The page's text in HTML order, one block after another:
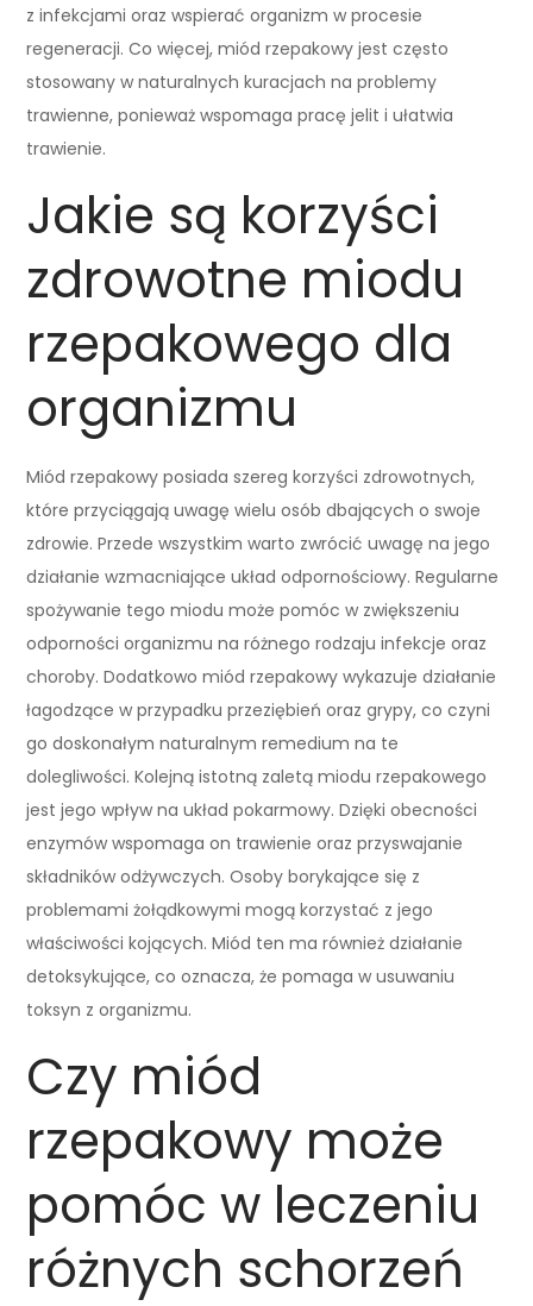
z infekcjami oraz wspierać organizm w procesie
regeneracji. Co więcej, miód rzepakowy jest często
stosowany w naturalnych kuracjach na problemy
trawienne, ponieważ wspomaga pracę jelit i ułatwia
trawienie.
Jakie są korzyści
zdrowotne miodu
rzepakowego dla
organizmu
Miód rzepakowy posiada szereg korzyści zdrowotnych,
które przyciągają uwagę wielu osób dbających o swoje
zdrowie. Przede wszystkim warto zwrócić uwagę na jego
działanie wzmacniające układ odpornościowy. Regularne
spożywanie tego miodu może pomóc w zwiększeniu
odporności organizmu na różnego rodzaju infekcje oraz
choroby. Dodatkowo miód rzepakowy wykazuje działanie
łagodzące w przypadku przeziębień oraz grypy, co czyni
go doskonałym naturalnym remedium na te
dolegliwości. Kolejną istotną zaletą miodu rzepakowego
jest jego wpływ na układ pokarmowy. Dzięki obecności
enzymów wspomaga on trawienie oraz przyswajanie
składników odżywczych. Osoby borykające się z
problemami żołądkowymi mogą korzystać z jego
właściwości kojących. Miód ten ma również działanie
detoksykujące, co oznacza, że pomaga w usuwaniu
toksyn z organizmu.
Czy miód
rzepakowy może
pomóc w leczeniu
różnych schorzeń